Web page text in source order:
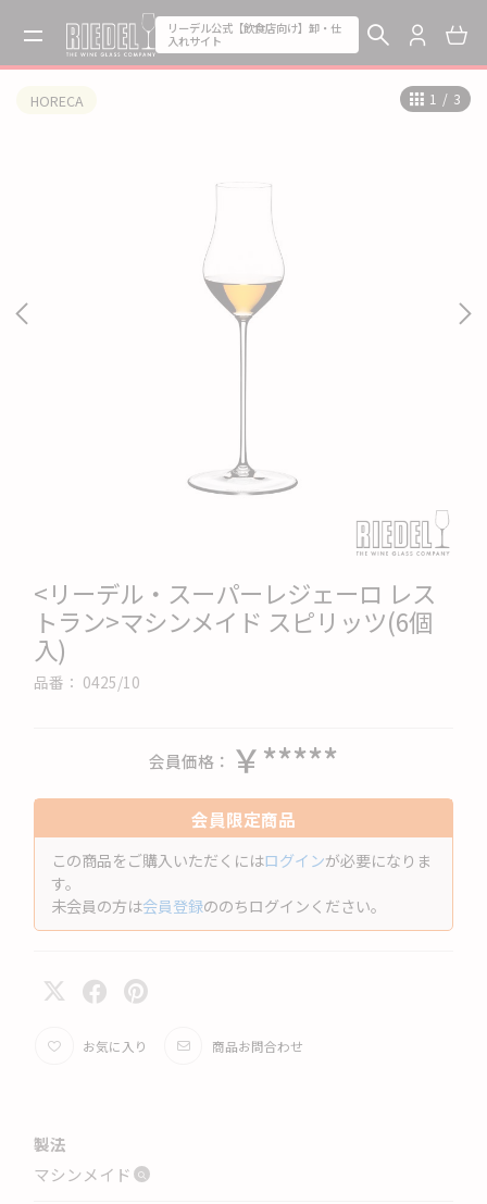
リーデル公式【飲食店向け】卸・仕
入れサイト
1 / 3
HORECA
<リーデル・スーパーレジェーロ レス
トラン>マシンメイド スピリッツ(6個
入)
品番： 0425/10
会員価格 ￥*****
会員限定商品
この商品をご購入いただくにはログインが必要になりま
す。
未会員の方は会員登録ののちログインください。
お気に入り 商品お問合わせ
製法
マシンメイド